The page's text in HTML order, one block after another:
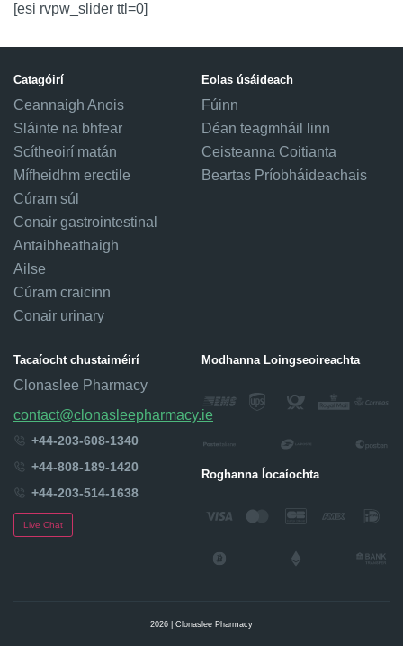
[esi rvpw_slider ttl=0]
Catagóirí
Ceannaigh Anois
Sláinte na bhfear
Scítheoirí matán
Mífheidhm erectile
Cúram súl
Conair gastrointestinal
Antaibheathaigh
Ailse
Cúram craicinn
Conair urinary
Eolas úsáideach
Fúinn
Déan teagmháil linn
Ceisteanna Coitianta
Beartas Príobháideachais
Tacaíocht chustaiméirí
Clonaslee Pharmacy
contact@clonasleepharmacy.ie
+44-203-608-1340
+44-808-189-1420
+44-203-514-1638
Live Chat
Modhanna Loingseoireachta
Roghanna Íocaíochta
2026 | Clonaslee Pharmacy